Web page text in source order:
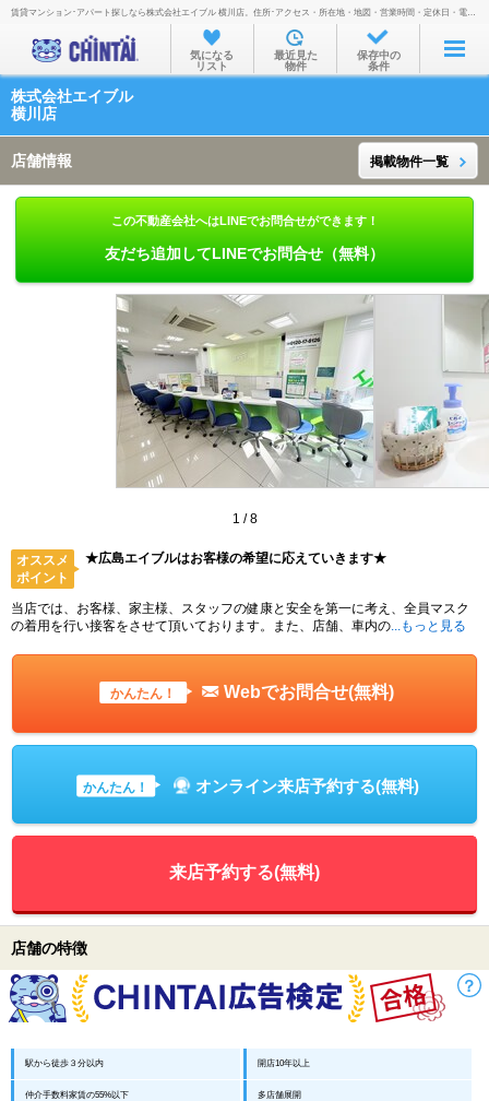
お部屋を探す
沿線・駅から
通勤通学時間から
物件特集から
賃貸マンション･アパート探しなら株式会社エイブル 横川店。住所･アクセス・所在地・地図・営業時間・定休日・電話番号などを掲載。
気になる
リスト
最近見た
物件
保存中の
条件
株式会社エイブル
横川店
店舗情報 掲載物件一覧
この不動産会社へはLINEでお問合せができます！
友だち追加してLINEでお問合せ（無料）
1 /8
オススメ
ポイント
★広島エイブルはお客様の希望に応えていきます★
当店では、お客様、家主様、スタッフの健康と安全を第一に考え、全員マスク
の着用を行い接客をさせて頂いております。また、店舗、車内の ...もっと見る
かんたん！ Webでお問合せ(無料)
かんたん！ オンライン来店予約する(無料)
来店予約する(無料)
店舗の特徴
駅から徒歩３分以内 開店10年以上
仲介手数料家賃の55%以下 多店舗展開